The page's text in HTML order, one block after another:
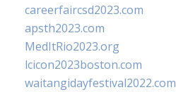
careerfaircsd2023.com
apsth2023.com
MedItRio2023.org
lcicon2023boston.com
waitangidayfestival2022.com